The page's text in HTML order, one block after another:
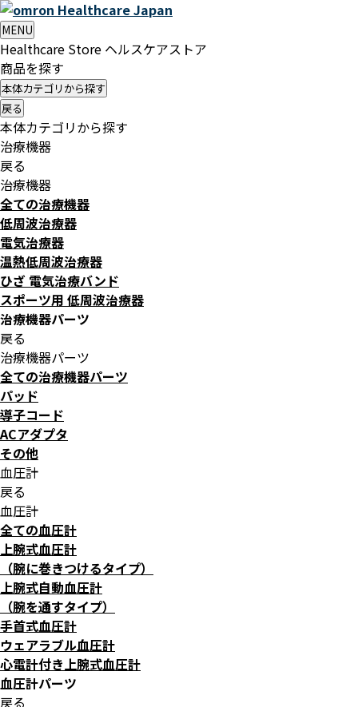
HealthcareJapan
MENU
Healthcare Store ヘルスケアストア
商品を探す
本体カテゴリから探す
戻る
本体カテゴリから探す
治療機器
戻る
治療機器
全ての治療機器
低周波治療器
電気治療器
温熱低周波治療器
ひざ 電気治療バンド
スポーツ用 低周波治療器
治療機器パーツ
戻る
治療機器パーツ
全ての治療機器パーツ
パッド
導子コード
ACアダプタ
その他
血圧計
戻る
血圧計
全ての血圧計
上腕式血圧計
（腕に巻きつけるタイプ）
上腕式自動血圧計
（腕を通すタイプ）
手首式血圧計
ウェアラブル血圧計
心電計付き上腕式血圧計
血圧計パーツ
戻る